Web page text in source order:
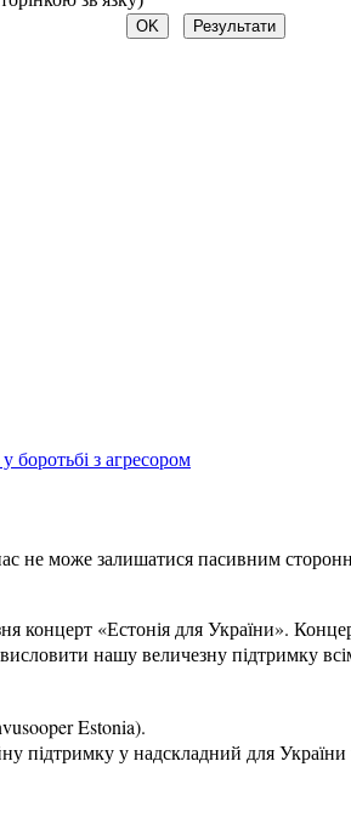
боротьбі з агресором
не може залишатися пасивним
концерт «Естонія для України».
нашу величезну підтримку
Estonia).
підтримку у надскладний для України